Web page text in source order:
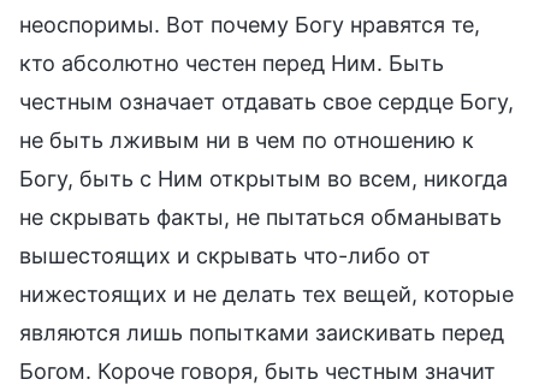
неоспоримы. Вот почему Богу нравятся те,
кто абсолютно честен перед Ним. Быть
честным означает отдавать свое сердце Богу,
не быть лживым ни в чем по отношению к
Богу, быть с Ним открытым во всем, никогда
не скрывать факты, не пытаться обманывать
вышестоящих и скрывать что-либо от
нижестоящих и не делать тех вещей, которые
являются лишь попытками заискивать перед
Богом. Короче говоря, быть честным значит